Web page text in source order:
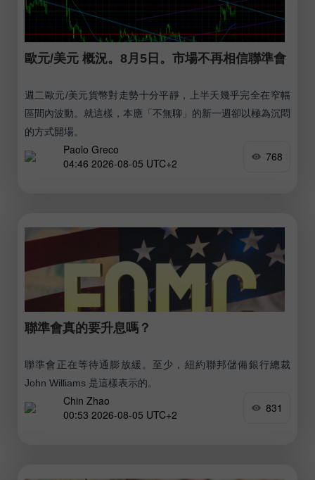
歐元/美元 概況。8月5日。市場不再相信聯準會
週二歐元/美元貨幣對走勢十分平靜，上半天幾乎完全在窄幅
區間內波動。就這樣，本應「不無聊」的新一週卻以極為沉悶
的方式開場。
Paolo Greco
04:46 2026-08-05 UTC+2
768
聯準會真的要升息嗎？
聯準會正在等待通膨放緩。至少，紐約聯邦儲備銀行總裁
John Williams 是這樣表示的。
Chin Zhao
00:53 2026-08-05 UTC+2
831